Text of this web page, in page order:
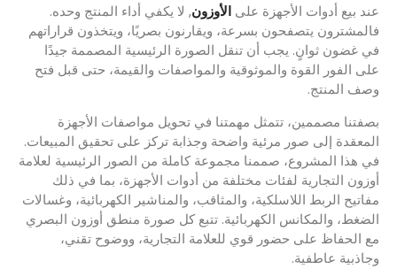
عند بيع أدوات الأجهزة على الأوزون, لا يكفي أداء المنتج وحده.
فالمشترون يتصفحون بسرعة، ويقارنون بصريًا، ويتخذون قراراتهم
في غضون ثوانٍ. يجب أن تنقل الصورة الرئيسية المصممة جيدًا
على الفور القوة والموثوقية والمواصفات والقيمة، حتى قبل فتح
وصف المنتج.
بصفتنا مصممين، تتمثل مهمتنا في تحويل مواصفات الأجهزة
المعقدة إلى صور مرئية واضحة وجذابة تركز على تحقيق المبيعات.
في هذا المشروع، صممنا مجموعة كاملة من الصور الرئيسية لعلامة
أوزون التجارية لفئات مختلفة من أدوات الأجهزة، بما في ذلك
مفاتيح الربط اللاسلكية، والمثاقب، والمناشير الكهربائية، وغسالات
الضغط، والمكانس الكهربائية. تتبع كل صورة منطق أوزون البصري
مع الحفاظ على حضور قوي للعلامة التجارية، ووضوح تقني،
وجاذبية عاطفية.